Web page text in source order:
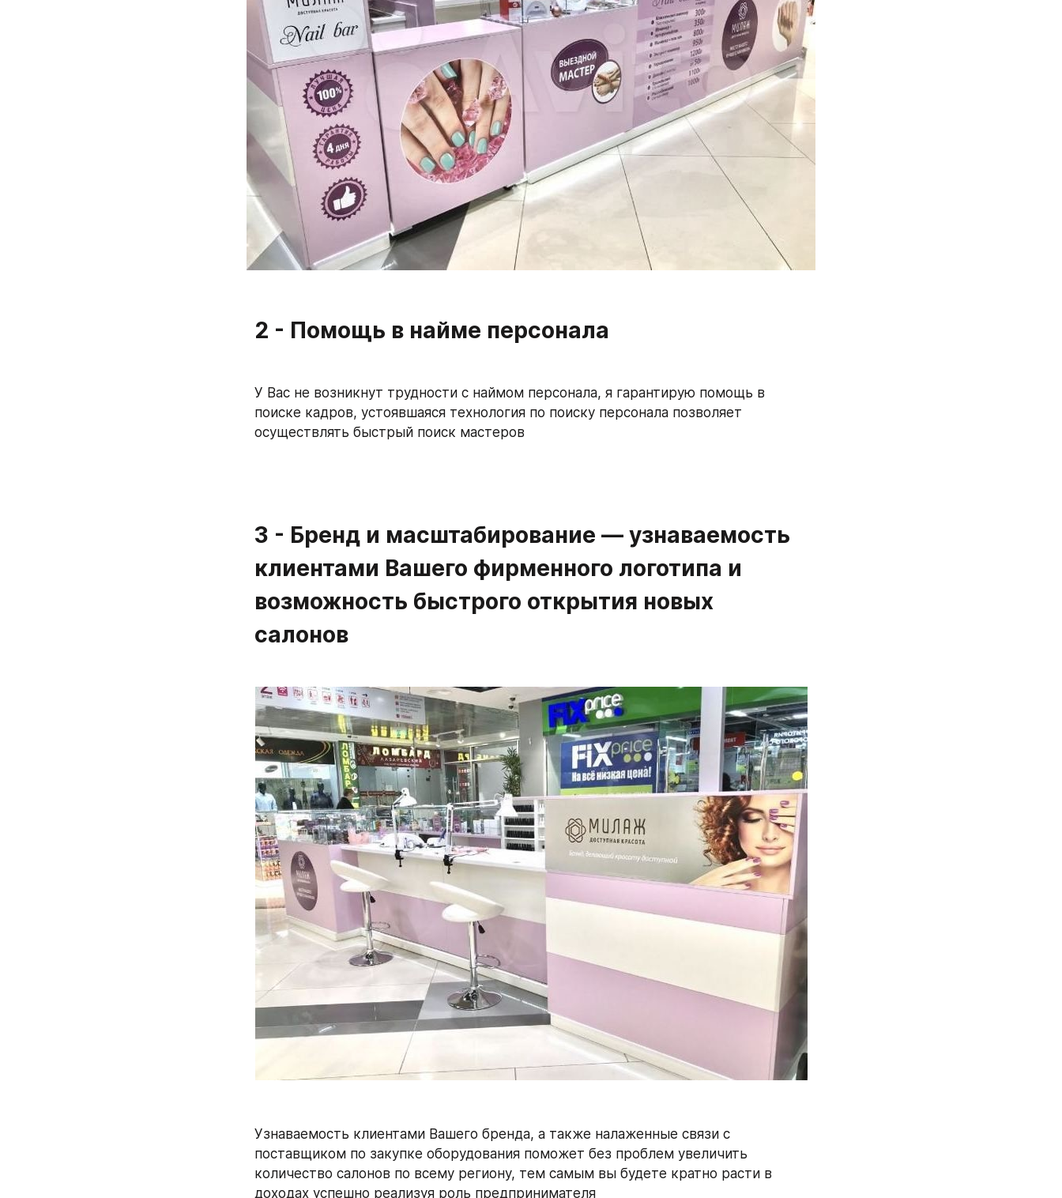
2 - Помощь в найме персонала
У Вас не возникнут трудности с наймом персонала, я гарантирую помощь в
поиске кадров, устоявшаяся технология по поиску персонала позволяет
осуществлять быстрый поиск мастеров
3 - Бренд и масштабирование — узнаваемость
клиентами Вашего фирменного логотипа и
возможность быстрого открытия новых
салонов
Узнаваемость клиентами Вашего бренда, а также налаженные связи с
поставщиком по закупке оборудования поможет без проблем увеличить
количество салонов по всему региону, тем самым вы будете кратно расти в
доходах успешно реализуя роль предпринимателя